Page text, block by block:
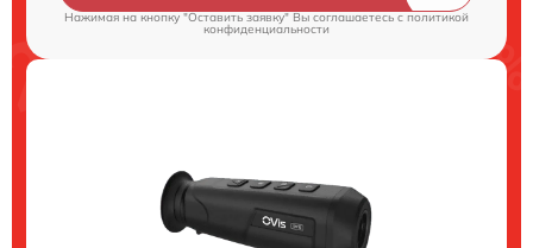
Нажимая на кнопку "Оставить заявку" Вы соглашаетесь c политикой
конфиденциальности